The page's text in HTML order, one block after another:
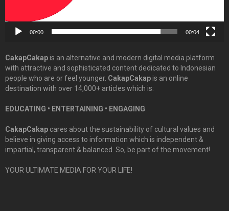
00:00 00:04
CakapCakapis an alternative and modern digital media platform
with attractive and sophisticated content dedicated to Indonesian
people who are or feel younger. CakapCakapis an online
destination with over 14,000+ articles which is:
EDUCATING • ENTERTAINING • ENGAGING
CakapCakap cares about the sustainability of cultural values and
believe in giving access to information which is independent &
impartial, transparent & balanced. So, be part of the movement!
YOUR ULTIMATE MEDIA FOR YOUR LIFE!